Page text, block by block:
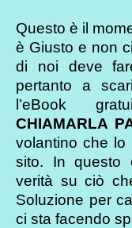
Questo è il
è Giusto e non
di noi deve
pertanto a
l’eBook
CHIAMARLA
volantino che lo
sito. In questo
verità su ciò
Soluzione per
ci sta facendo